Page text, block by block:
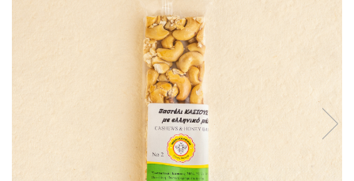
FĂINĂ FĂRĂ GLUTEN
BĂUTURI / LAPTE VEGETAL
OREZ ȘI CEREALE
CREME ȘI PASTE TARTINABILE
CONDIMENTE
CEAIURI GRECEȘTI
CIOCOLATĂ ȘI CACAO
HEALTHY SNACKS